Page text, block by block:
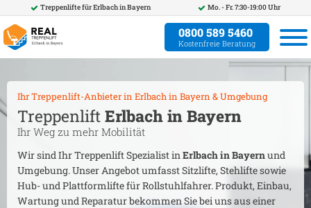
Treppenlifte fürErlbach in Bayern Mo. - Fr. 7:30-19:00 Uhr
0800 589 5460
Kostenfreie Beratung
Ihr Treppenlift-Anbieter in Erlbach in Bayern & Umgebung
Treppenlift Erlbach in Bayern
Ihr Weg zu mehr Mobilität
Wir sind Ihr Treppenlift Spezialist inErlbach in Bayernund
Umgebung. Unser Angebot umfasst Sitzlifte, Stehlifte sowie
Hub- und Plattformlifte für Rollstuhlfahrer. Produkt, Einbau,
Wartung und Reparatur bekommen Sie bei uns aus einer